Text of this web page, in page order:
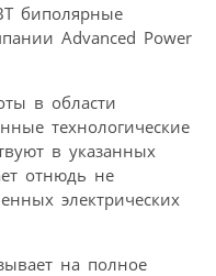
биполярные
Advanced Power
в области
технологические
в указанных
отнюдь не
электрических
на полное